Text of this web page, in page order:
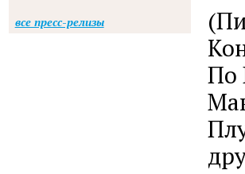
По
все пресс-релизы